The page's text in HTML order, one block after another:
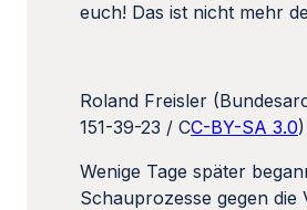
euch! Das ist nicht mehr
Roland Freisler
151-39-23 / CC-BY-SA 3.0)
Wenige Tage später
Schauprozesse gegen die